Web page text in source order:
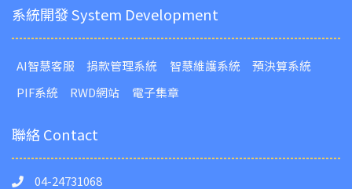
系統開發 System Development
AI智慧客服 捐款管理系統 智慧維護系統
預決算系統
PIF系統
RWD網站 電子集章
聯絡 Contact
04-24731068